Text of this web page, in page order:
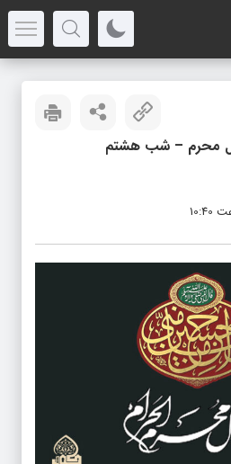
محرم – شب هشتم